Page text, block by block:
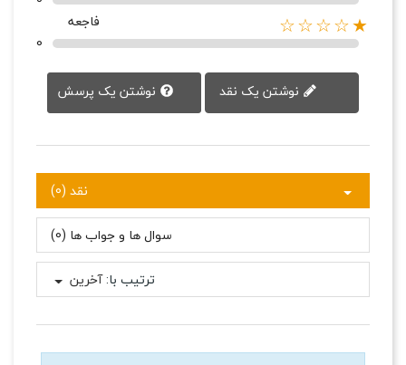
★☆☆☆☆
فاجعه
0
نوشتن یک پرسش
نقد (0)
سوال ها و جواب ها (0)
ترتیب با:آخرین